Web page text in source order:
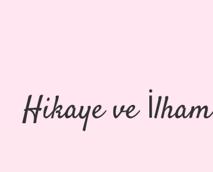
Hikaye ve İlham